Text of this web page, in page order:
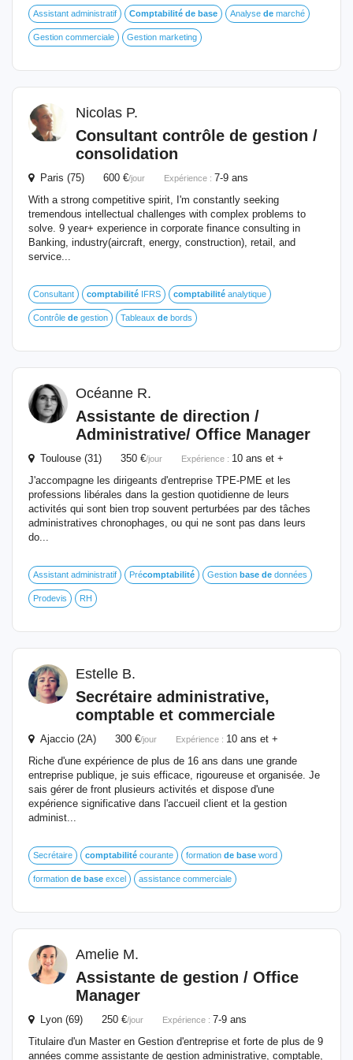
Assistant administratif Comptabilité de base Analyse de marché
Gestion commerciale Gestion marketing
Nicolas P.
Consultant contrôle de gestion /
consolidation
Paris (75) 600 €/jour Expérience : 7-9 ans
With a strong competitive spirit, I'm constantly seeking
tremendous intellectual challenges with complex problems to
solve. 9 year+ experience in corporate finance consulting in
Banking, industry(aircraft, energy, construction), retail, and
service...
Consultant comptabilité IFRS comptabilité analytique
Contrôle de gestion Tableaux de bords
Océanne R.
Assistante de direction /
Administrative/ Office Manager
Toulouse (31) 350 €/jour Expérience : 10 ans et +
J'accompagne les dirigeants d'entreprise TPE-PME et les
professions libérales dans la gestion quotidienne de leurs
activités qui sont bien trop souvent perturbées par des tâches
administratives chronophages, ou qui ne sont pas dans leurs
do...
Assistant administratif Précomptabilité Gestion base de données
Prodevis RH
Estelle B.
Secrétaire administrative,
comptable et commerciale
Ajaccio (2A) 300 €/jour Expérience : 10 ans et +
Riche d'une expérience de plus de 16 ans dans une grande
entreprise publique, je suis efficace, rigoureuse et organisée. Je
sais gérer de front plusieurs activités et dispose d'une
expérience significative dans l'accueil client et la gestion
administ...
Secrétaire comptabilité courante formation de base word
formation de base excel assistance commerciale
Amelie M.
Assistante de gestion / Office
Manager
Lyon (69) 250 €/jour Expérience : 7-9 ans
Titulaire d'un Master en Gestion d'entreprise et forte de plus de 9
années comme assistante de gestion administrative, comptable,